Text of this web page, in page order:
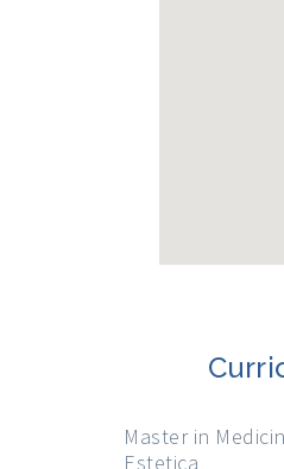
Master in
Estetica